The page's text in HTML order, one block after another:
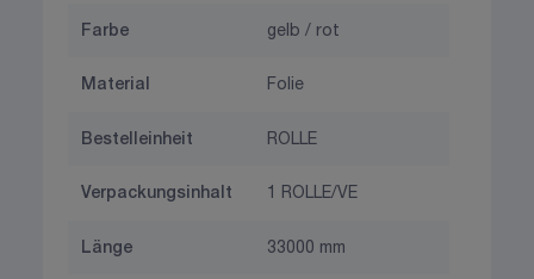
Farbe gelb / rot
Material Folie
Bestelleinheit ROLLE
Verpackungsinhalt 1 ROLLE/VE
Länge 33000 mm